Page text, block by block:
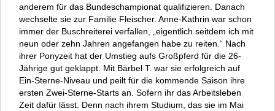
anderem für das Bundeschampionat qualifizieren. Danach
wechselte sie zur Familie Fleischer. Anne-Kathrin war schon
immer der Buschreiterei verfallen, „eigentlich seitdem ich mit
neun oder zehn Jahren angefangen habe zu reiten.“ Nach
ihrer Ponyzeit hat der Umstieg aufs Großpferd für die 26-
Jährige gut geklappt. Mit Bärbel T. war sie erfolgreich auf
Ein-Sterne-Niveau und peilt für die kommende Saison ihre
ersten Zwei-Sterne-Starts an. Sofern ihr das Arbeitsleben
Zeit dafür lässt. Denn nach ihrem Studium, das sie im Mai